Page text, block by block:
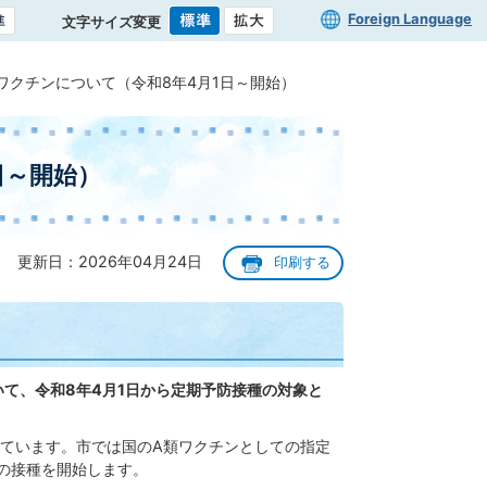
文字サイズ変更 Foreign Language
クチンについて（令和8年4月1日～開始）
開始）
更新日：2026年04月24日 印刷する
、令和8年4月1日から定期予防接種の対象と
います。市では国のA類ワクチンとしての指定
種を開始します。